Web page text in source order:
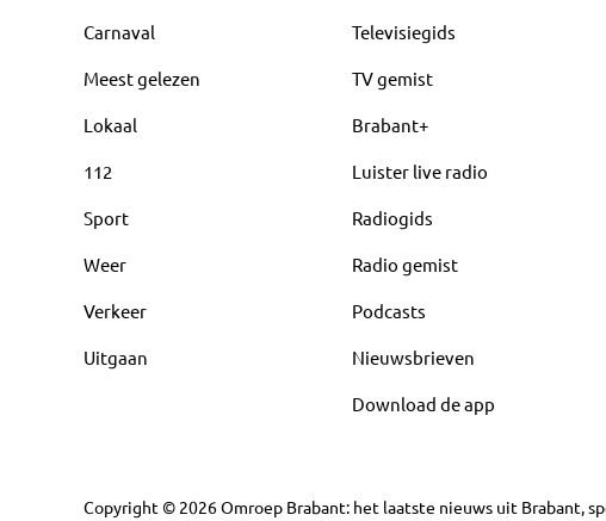
Carnaval
Meest gelezen
Lokaal
112
Sport
Weer
Verkeer
Uitgaan
Televisiegids
TV gemist
Brabant+
Luister live radio
Radiogids
Radio gemist
Podcasts
Nieuwsbrieven
Download de app
Copyright © 2026Omroep Brabant: het laatste nieuws uit Brabant,